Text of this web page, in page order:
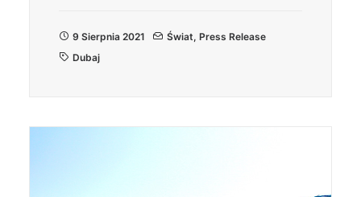
9 Sierpnia 2021 Świat, Press Release
Dubaj